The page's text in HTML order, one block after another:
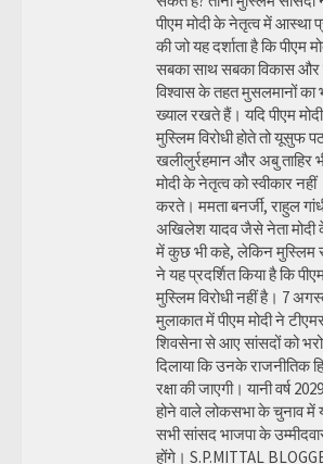
पीएम मोदी के नेतृत्व में आस्था
की जो यह दर्शाता है कि पीएम
सबका साथ सबका विकास
विश्वास के तहत मुसलमानों का
ख्याल रखते हैं। यदि पीएम मोदी
मुस्लिम विरोधी होते तो यूसुफ
खलीलुर्रहमान और अबु ताहिर
मोदी के नेतृत्व को स्वीकार नहीं
करते। ममता बनर्जी, राहुल
अखिलेश यादव जैसे नेता मोदी
में कुछ भी कहे, लेकिन मुस्लिम
ने यह प्रदर्शित किया है कि
मुस्लिम विरोधी नहीं है। 7
मुलाकात में पीएम मोदी ने
शिवसेना से आए सांसदों को
दिलाया कि उनके राजनीतिक
रक्षा की जाएगी। यानी वर्ष
होने वाले लोकसभा के चुनाव में
सभी सांसद भाजपा के
होंगे। S.P.MITTAL